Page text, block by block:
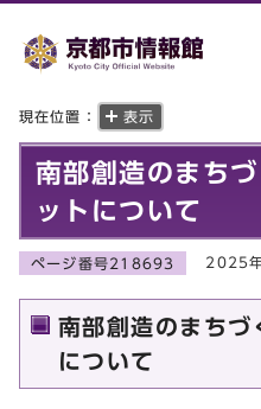
現在位置： 表示
南部創造のまち
ットについて
ページ番号218693 2025
南部創造のまちづ
について